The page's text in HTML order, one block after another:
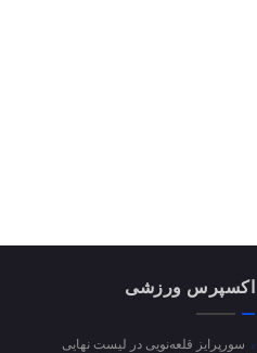
اکسپرس ورزشی
سورپرایز قلعه‌نویی در لیست نهایی